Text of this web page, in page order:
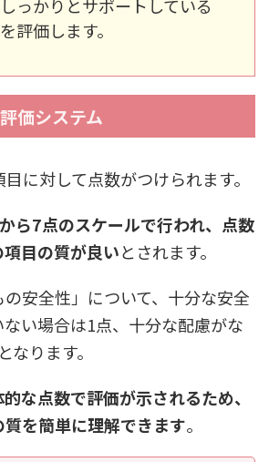
っかりとサポートしている
評価します。
価システム
に対して点数がつけられます。
ら7点のスケールで行われ、点数
目の質が良いとされます。
安全性」について、十分な安全
い場合は1点、十分な配慮がな
なります。
な点数で評価が示されるため、
を簡単に理解できます。